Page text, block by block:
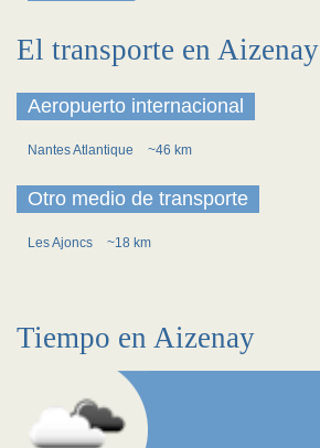
El transporte en Aizenay
Aeropuerto internacional
Nantes Atlantique ~46 km
Otro medio de transporte
Les Ajoncs ~18 km
Tiempo en Aizenay